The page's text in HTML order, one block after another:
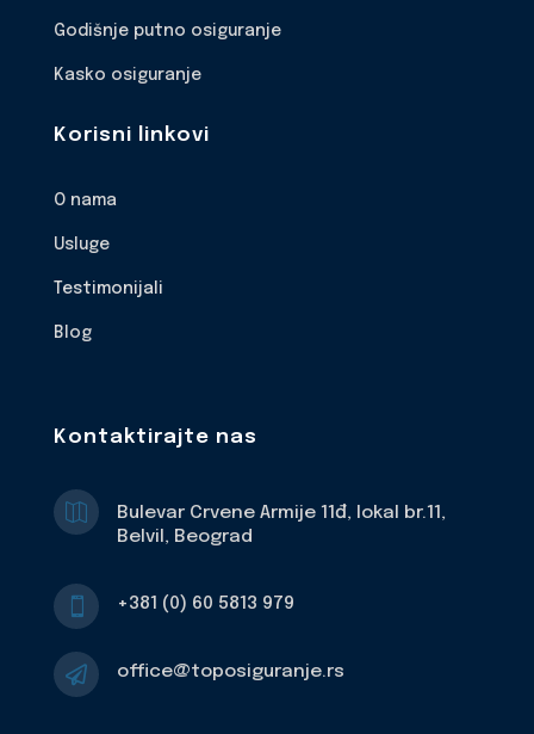
Godišnje putno osiguranje
Kasko osiguranje
Korisni linkovi
O nama
Usluge
Testimonijali
Blog
Kontaktirajte nas

Bulevar Crvene Armije 11đ, lokal br.11,
Belvil, Beograd
 +381 (0) 60 5813 979
 office@toposiguranje.rs